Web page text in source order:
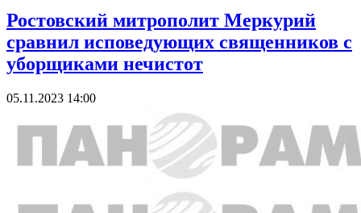
Ростовский митрополит Меркурий
сравнил исповедующих священников с
уборщиками нечистот
05.11.2023 14:00